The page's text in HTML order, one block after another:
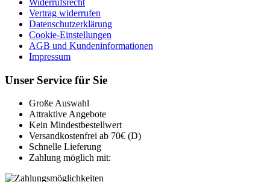
Widerrufsrecht
Vertrag widerrufen
Datenschutzerklärung
Cookie-Einstellungen
AGB und Kundeninformationen
Impressum
Unser Service für Sie
Große Auswahl
Attraktive Angebote
Kein Mindestbestellwert
Versandkostenfrei ab 70€ (D)
Schnelle Lieferung
Zahlung möglich mit: